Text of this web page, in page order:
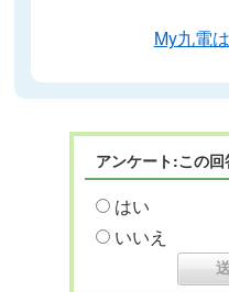
My九電
アンケート:この
はい
いいえ